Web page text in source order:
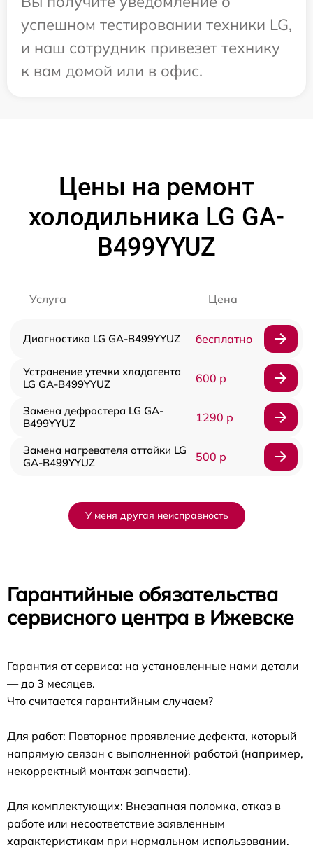
успешном тестировании техники LG,
и наш сотрудник привезет технику
к вам домой или в офис.
Цены на ремонт
холодильника LG GA-
B499YYUZ
Услуга Цена
Диагностика LG GA-B499YYUZ бесплатно
Устранение утечки хладагента
LG GA-B499YYUZ
600 р
Замена дефростера LG GA-
B499YYUZ
1290 р
Замена нагревателя оттайки LG
GA-B499YYUZ
500 р
У меня другая неисправность
Гарантийные обязательства
сервисного центра в Ижевске
Гарантия от сервиса: на установленные нами детали
— до 3 месяцев.
Что считается гарантийным случаем?
Для работ: Повторное проявление дефекта, который
напрямую связан с выполненной работой (например,
некорректный монтаж запчасти).
Для комплектующих: Внезапная поломка, отказ в
работе или несоответствие заявленным
характеристикам при нормальном использовании.